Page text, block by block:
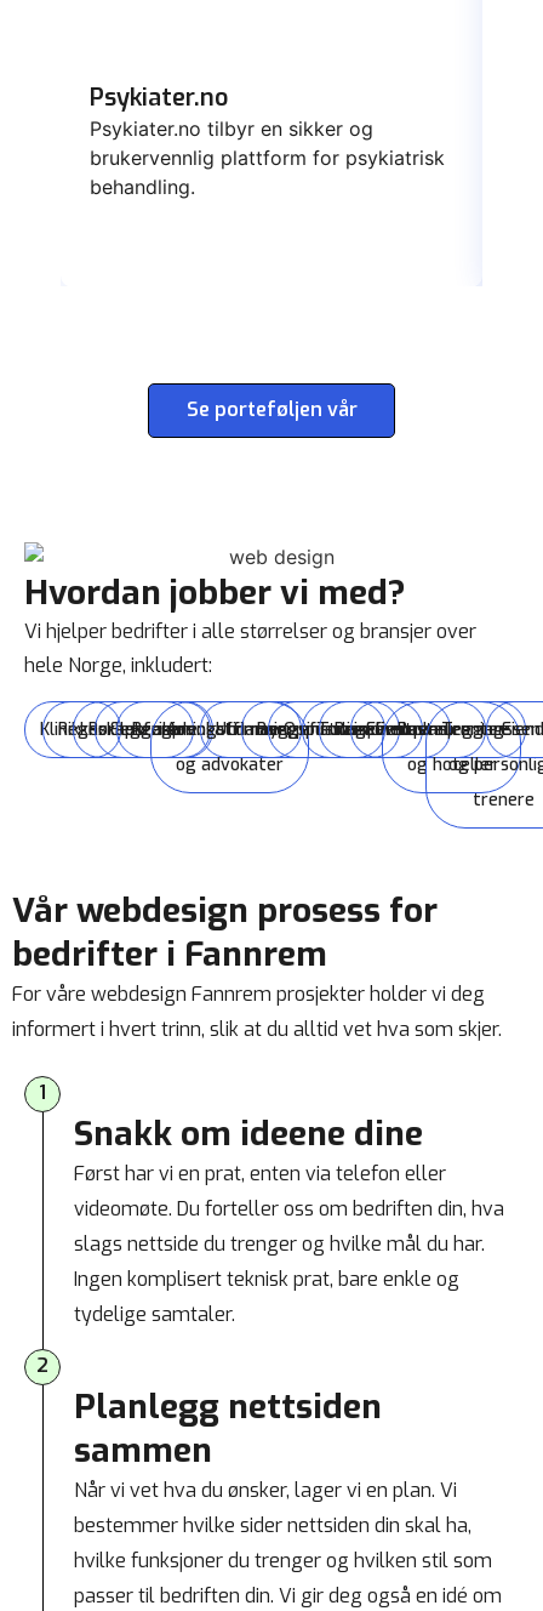
Psykiater.no
Psykiater.no tilbyr en sikker og
brukervennlig plattform for psykiatrisk
behandling.
Se porteføljen vår
Hvordan jobber vi med?
Vi hjelper bedrifter i alle størrelser og bransjer over
hele Norge, inkludert:
Klinikker
Regnskapsførere
Rørleggere
Elektrikere
Rengjøringsfirmaer
Advokatfirmaer
og advokater
Utdanningsinstitusjoner
Byggefirmaer
Oppussingsfirmaer
Turisme
Reiselivsbransjen
Eventplanleggere
Restauranter
og hoteller
og
trenere
Vår webdesign prosess for
bedrifter i Fannrem
For våre webdesign Fannrem prosjekter holder vi deg
informert i hvert trinn, slik at du alltid vet hva som skjer.
1
Snakk om ideene dine
Først har vi en prat, enten via telefon eller
videomøte. Du forteller oss om bedriften din, hva
slags nettside du trenger og hvilke mål du har.
Ingen komplisert teknisk prat, bare enkle og
tydelige samtaler.
2
Planlegg nettsiden
sammen​
Når vi vet hva du ønsker, lager vi en plan. Vi
bestemmer hvilke sider nettsiden din skal ha,
hvilke funksjoner du trenger og hvilken stil som
passer til bedriften din. Vi gir deg også en idé om